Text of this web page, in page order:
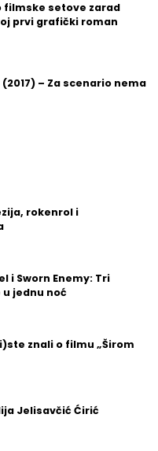
filmske setove zarad
prvi grafički roman
(2017) – Za scenario nema
rokenrol i
i Sworn Enemy: Tri
jednu noć
znali o filmu „Širom
Jelisavčić Ćirić